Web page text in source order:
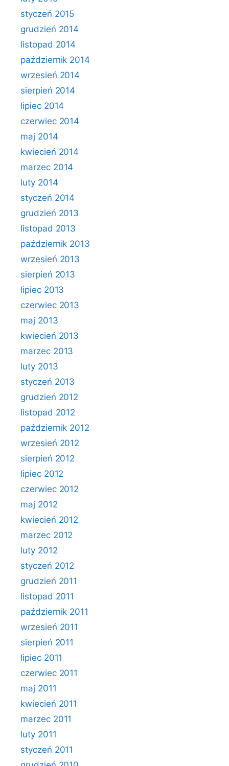
styczeń 2015
grudzień 2014
listopad 2014
październik 2014
wrzesień 2014
sierpień 2014
lipiec 2014
czerwiec 2014
maj 2014
kwiecień 2014
marzec 2014
luty 2014
styczeń 2014
grudzień 2013
listopad 2013
październik 2013
wrzesień 2013
sierpień 2013
lipiec 2013
czerwiec 2013
maj 2013
kwiecień 2013
marzec 2013
luty 2013
styczeń 2013
grudzień 2012
listopad 2012
październik 2012
wrzesień 2012
sierpień 2012
lipiec 2012
czerwiec 2012
maj 2012
kwiecień 2012
marzec 2012
luty 2012
styczeń 2012
grudzień 2011
listopad 2011
październik 2011
wrzesień 2011
sierpień 2011
lipiec 2011
czerwiec 2011
maj 2011
kwiecień 2011
marzec 2011
luty 2011
styczeń 2011